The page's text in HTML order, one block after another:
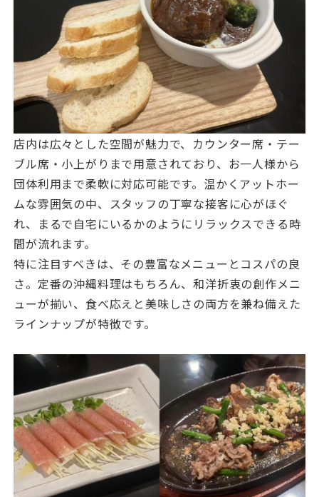
店内は広々とした空間が魅力で、カウンター席・テー
ブル席・小上がりまで用意されており、お一人様から
団体利用まで柔軟に対応可能です。温かくアットホー
ムな雰囲気の中、スタッフの丁寧な接客に心がほぐ
れ、まるで自宅にいるかのようにリラックスできる時
間が流れます。
特に注目すべきは、その豊富なメニューとコスパの良
さ。定番の沖縄料理はもちろん、和洋折衷の創作メニ
ューが揃い、食べ応えと美味しさの両方を兼ね備えた
ラインナップが特徴です。